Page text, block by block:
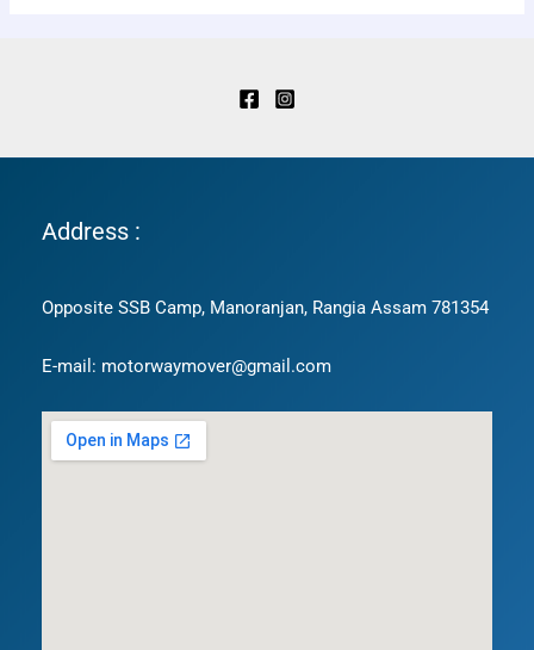
Address :
Opposite SSB Camp, Manoranjan, Rangia Assam 781354
E-mail: motorwaymover@gmail.com